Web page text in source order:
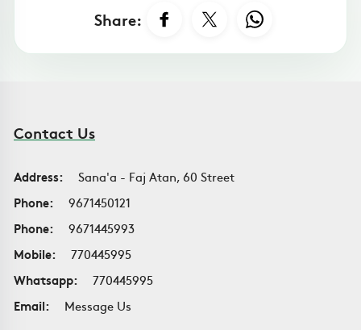
Share:
Contact Us
Address:
Sana'a - Faj Atan, 60 Street
Phone:
9671450121
Phone:
9671445993
Mobile:
770445995
Whatsapp:
770445995
Email:
Message Us